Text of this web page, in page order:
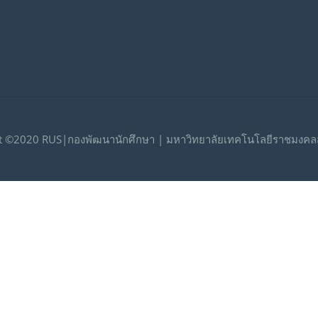
©2020 RUS|กองพัฒนานักศึกษา | มหาวิทยาลัยเทคโนโลยีราชมงค